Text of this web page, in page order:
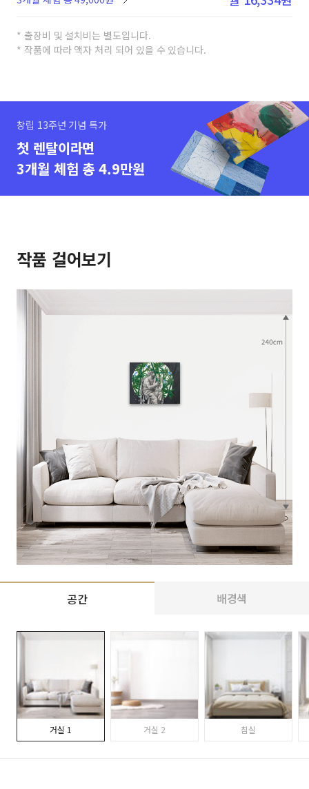
* 출장비 및 설치비는 별도입니다.
* 작품에 따라 액자 처리 되어 있을 수 있습니다.
창립 13주년 기념 특가
첫 렌탈이라면
3개월 체험 총 4.9만원
작품 걸어보기
공간 배경색
거실 1 거실 2 침실